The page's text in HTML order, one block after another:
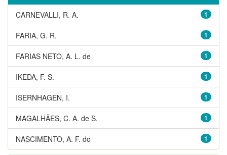
1
CARNEVALLI, R. A.
1
FARIA, G. R.
1
FARIAS NETO, A. L. de
1
IKEDA, F. S.
1
ISERNHAGEN, I.
1
MAGALHÃES, C. A. de S.
1
NASCIMENTO, A. F. do